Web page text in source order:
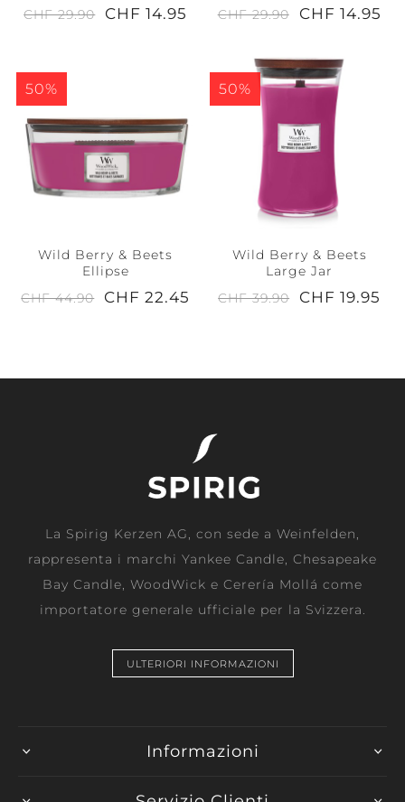
CHF 29.90
CHF 14.95
CHF 29.90
CHF 14.95
50%
Wild Berry & Beets
Ellipse
CHF 44.90
CHF 22.45
50%
Wild Berry & Beets
Large Jar
CHF 39.90
CHF 19.95
La Spirig Kerzen AG, con sede a Weinfelden,
rappresenta i marchi Yankee Candle, Chesapeake
Bay Candle, WoodWick e Cerería Mollá come
importatore generale ufficiale per la Svizzera.
ULTERIORI INFORMAZIONI
Informazioni